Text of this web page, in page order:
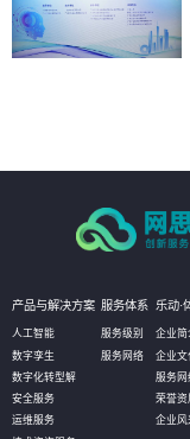
产品与解决方案
人工智能
数字孪生
数字化转型解
安全服务
运维服务
服务体系
服务级别
服务网络
乐动·
企业简
企业文
服务网
荣誉资
企业风